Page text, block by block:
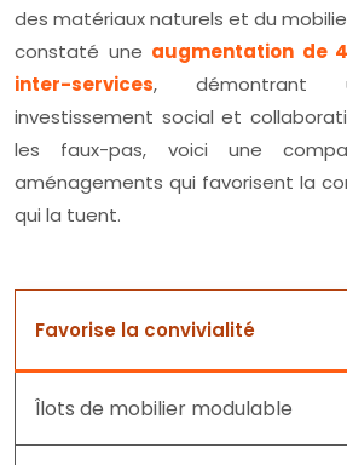
des matériaux naturels et du
constaté une augmentation de
inter-services, démontrant
investissement social et
les faux-pas, voici une
aménagements qui favorisent la
qui la tuent.
Favorise la convivialité
Îlots de mobilier modulable